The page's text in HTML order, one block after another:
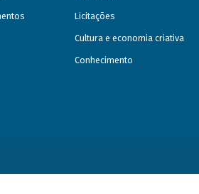
Licitações
Cultura e economia criativa
Conhecimento